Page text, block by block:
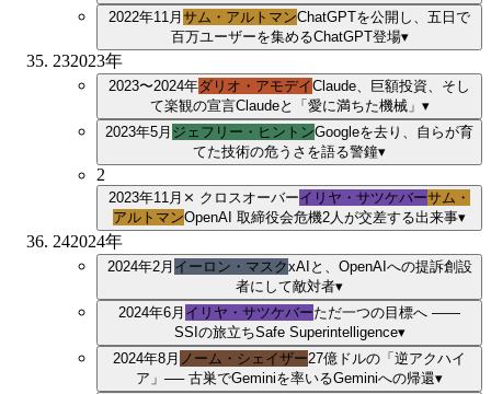
2022年11月 サム・アルトマンChatGPTを公開し、五日で
百万ユーザーを集めるChatGPT登場▾
232023年
2023〜2024年ダリオ・アモデイClaude、巨額投資、そし
て楽観の宣言Claudeと「愛に満ちた機械」 ▾
2023年5月 ジェフリー・ヒントンGoogleを去り、自らが育
てた技術の危うさを語る警鐘▾
2
2023年11月 ⨯ クロスオーバーイリヤ・サツケバーサム・
アルトマンOpenAI 取締役会危機2 人が交差する出来事▾
242024年
2024年2月 イーロン・マスクxAIと、OpenAIへの提訴創設
者にして敵対者▾
2024年6月 イリヤ・サツケバーただ一つの目標へ ——
SSIの旅立ちSafe Superintelligence▾
2024年8月 ノーム・シェイザー27億ドルの「逆アクハイ
ア」── 古巣でGeminiを率いるGeminiへの帰還▾